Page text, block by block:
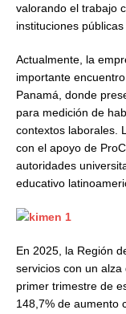
valorando el trabajo
instituciones públicas
Actualmente, la
importante
Panamá, donde
para medición de
contextos laborales.
con el apoyo de
autoridades
educativo
En 2025, la Región
servicios con un
primer trimestre de
148,7% de aumento